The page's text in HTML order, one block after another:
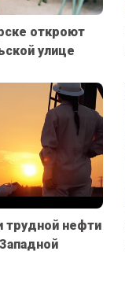
откроют
улице
нефти